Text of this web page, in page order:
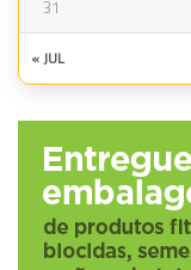
31
« JUL